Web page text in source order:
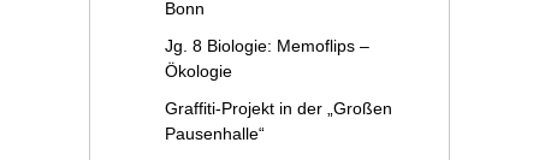
Bonn
Jg. 8 Biologie: Memoflips –
Ökologie
Graffiti-Projekt in der „Großen
Pausenhalle“